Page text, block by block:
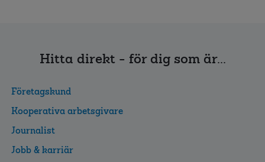
Hitta direkt - för dig som är...
Företagskund
Kooperativa arbetsgivare
Journalist
Jobb & karriär